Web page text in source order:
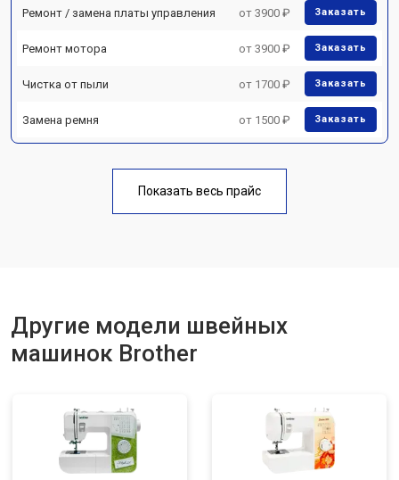
Ремонт / замена платы управления от 3900 ₽ Заказать
Ремонт мотора от 3900 ₽ Заказать
Чистка от пыли от 1700 ₽ Заказать
Замена ремня от 1500 ₽ Заказать
Показать весь прайс
Другие модели швейных
машинок Brother